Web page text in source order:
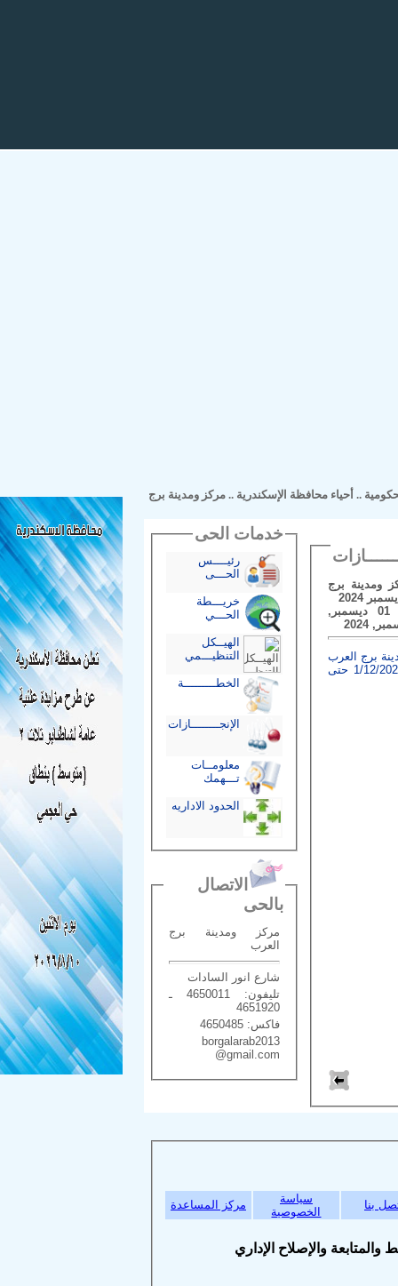
..أحياء محافظة الإسكندرية..مركز ومدينة برج
برج
فى الفترة من 01 ديسمبر,
برج العرب
في الفترة من 1/12/2024 حتى
خدمات الحى
رئيــــس
الحـــى
خريـــطة
الحـــي
الهيــكل
التنظيـــمي
الخطـــــــــة
الإنجــــــــازات
معلومــات
تـــهمك
الحدود الاداريه
الاتصال
بالحى
مركز ومدينة برج
العرب
شارع انور السادات
تليفون: 4650011 ـ
4651920
فاكس: 4650485
borgalarab2013
@gmail.com
سياسة
الخصوصية
مركز المساعدة
والإصلاح الإداري